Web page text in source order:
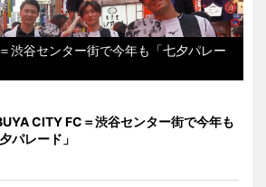
渋谷センター街で今年も「七夕パレー
CITY FC＝渋谷センター街で今年も
夕パレード」